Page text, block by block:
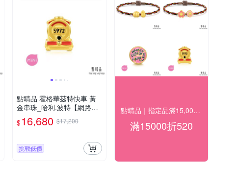
點睛品 霍格華茲特快車 黃
金串珠_哈利.波特【網路獨
家款】
$16,680 $17,200
挑戰低價
點睛品｜指定品滿15,000折520
滿15000折520